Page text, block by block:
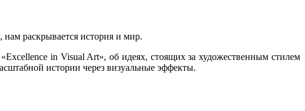
нам раскрывается история и мир.
in Visual Art», об идеях, стоящих за художественным стилем
истории через визуальные эффекты.